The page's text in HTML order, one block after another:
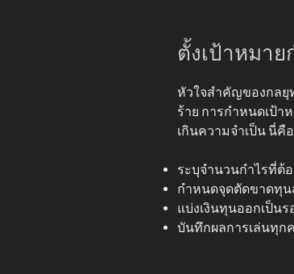
ตั้งเป้าหมา
หัวใจสำคัญของกลยุ
ร้าย การกำหนดเป้า
เกินความจำเป็น นี่
ระบุจำนวนกำไรที่ต้
กำหนดจุดตัดขาดทุน
แบ่งเงินทุนออกเป็นร
บันทึกผลการเล่นทุก